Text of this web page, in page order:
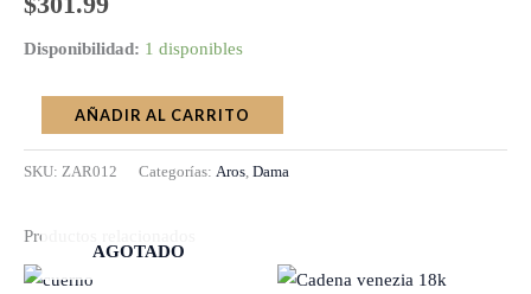
Disponibilidad: 1 disponibles
AÑADIR AL CARRITO
SKU: ZAR012 Categorías: Aros, Dama
Productos relacionados
AGOTADO